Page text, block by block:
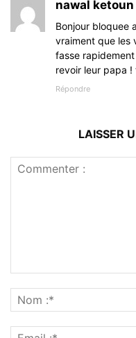
nawal ketoun
Bonjour bloquee
vraiment que les
fasse
revoir leur papa
Répondre
LAISSER